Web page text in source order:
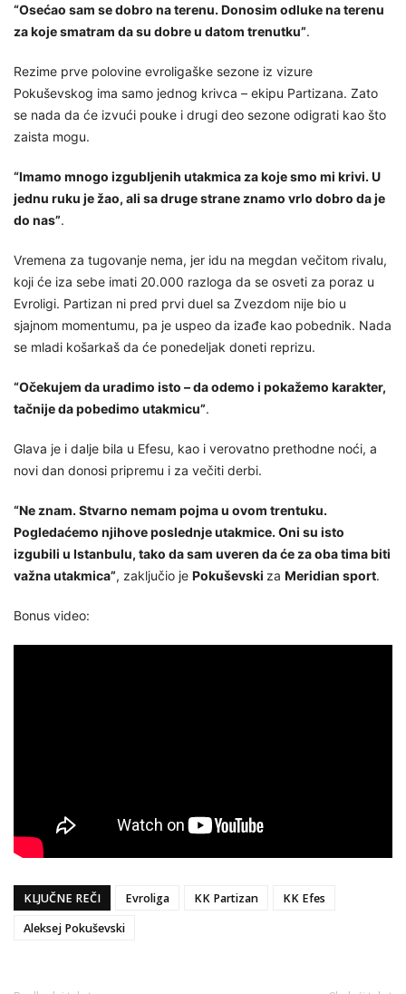
“Osećao sam se dobro na terenu. Donosim odluke na terenu
za koje smatram da su dobre u datom trenutku”.
Rezime prve polovine evroligaške sezone iz vizure
Pokuševskog ima samo jednog krivca – ekipu Partizana. Zato
se nada da će izvući pouke i drugi deo sezone odigrati kao što
zaista mogu.
“Imamo mnogo izgubljenih utakmica za koje smo mi krivi. U
jednu ruku je žao, ali sa druge strane znamo vrlo dobro da je
do nas”.
Vremena za tugovanje nema, jer idu na megdan večitom rivalu,
koji će iza sebe imati 20.000 razloga da se osveti za poraz u
Evroligi. Partizan ni pred prvi duel sa Zvezdom nije bio u
sjajnom momentumu, pa je uspeo da izađe kao pobednik. Nada
se mladi košarkaš da će ponedeljak doneti reprizu.
“Očekujem da uradimo isto – da odemo i pokažemo karakter,
tačnije da pobedimo utakmicu”.
Glava je i dalje bila u Efesu, kao i verovatno prethodne noći, a
novi dan donosi pripremu i za večiti derbi.
“Ne znam. Stvarno nemam pojma u ovom trentuku.
Pogledaćemo njihove poslednje utakmice. Oni su isto
izgubili u Istanbulu, tako da sam uveren da će za oba tima biti
važna utakmica”, zaključio je Pokuševski za Meridian sport.
Bonus video:
KLJUČNE REČI Evroliga KK Partizan
KK Efes
Aleksej Pokuševski